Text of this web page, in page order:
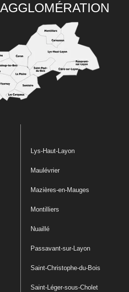
Lys-Haut-Layon
Maulévrier
Mazières-en-Mauges
Montilliers
Nuaillé
Passavant-sur-Layon
Saint-Christophe-du-Bois
Saint-Léger-sous-Cholet